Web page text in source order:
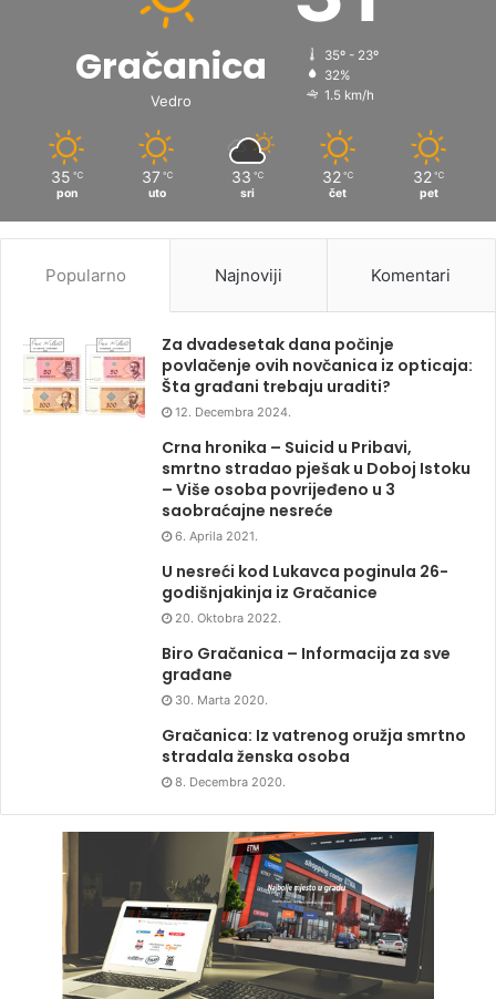
Gračanica
Vedro
35º - 23º
32%
1.5 km/h
35 ℃
pon
37 ℃
uto
33 ℃
sri
32 ℃
čet
32 ℃
pet
Popularno Najnoviji Komentari
Za dvadesetak dana počinje
povlačenje ovih novčanica iz opticaja:
Šta građani trebaju uraditi?
12. Decembra 2024.
Crna hronika – Suicid u Pribavi,
smrtno stradao pješak u Doboj Istoku
– Više osoba povrijeđeno u 3
saobraćajne nesreće
6. Aprila 2021.
U nesreći kod Lukavca poginula 26-
godišnjakinja iz Gračanice
20. Oktobra 2022.
Biro Gračanica – Informacija za sve
građane
30. Marta 2020.
Gračanica: Iz vatrenog oružja smrtno
stradala ženska osoba
8. Decembra 2020.